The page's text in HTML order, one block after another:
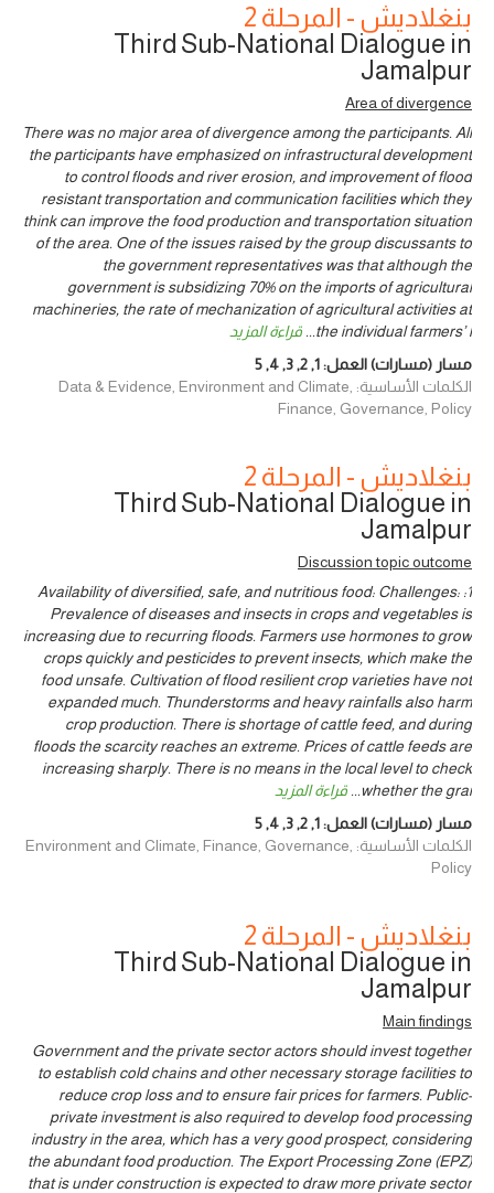
بنغلاديش - المرحلة 2
Third Sub-National Dialogue in
Jamalpur
Area of divergence
There was no major area of divergence among the participants. All
the participants have emphasized on infrastructural development
to control floods and river erosion, and improvement of flood
resistant transportation and communication facilities which they
think can improve the food production and transportation situation
of the area. One of the issues raised by the group discussants to
the government representatives was that although the
government is subsidizing 70% on the imports of agricultural
machineries, the rate of mechanization of agricultural activities at
the individual farmers’ l
... قراءة المزيد
مسار (مسارات) العمل:1
,
2
,
3
,
4
,
5
الكلمات الأساسية: Data & Evidence, Environment and Climate,
Finance, Governance, Policy
بنغلاديش - المرحلة 2
Third Sub-National Dialogue in
Jamalpur
Discussion topic outcome
1: Availability of diversified, safe, and nutritious food: Challenges:
Prevalence of diseases and insects in crops and vegetables is
increasing due to recurring floods. Farmers use hormones to grow
crops quickly and pesticides to prevent insects, which make the
food unsafe. Cultivation of flood resilient crop varieties have not
expanded much. Thunderstorms and heavy rainfalls also harm
crop production. There is shortage of cattle feed, and during
floods the scarcity reaches an extreme. Prices of cattle feeds are
increasing sharply. There is no means in the local level to check
whether the grai
... قراءة المزيد
مسار (مسارات) العمل:1
,
2
,
3
,
4
,
5
الكلمات الأساسية: Environment and Climate, Finance, Governance,
Policy
بنغلاديش - المرحلة 2
Third Sub-National Dialogue in
Jamalpur
Main findings
Government and the private sector actors should invest together
to establish cold chains and other necessary storage facilities to
reduce crop loss and to ensure fair prices for farmers. Public-
private investment is also required to develop food processing
industry in the area, which has a very good prospect, considering
the abundant food production. The Export Processing Zone (EPZ)
that is under construction is expected to draw more private sector